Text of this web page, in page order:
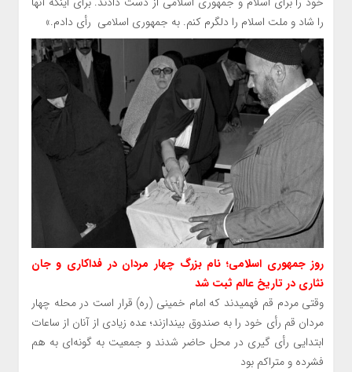
را شاد و ملت اسلام را دلگرم کنم. به جمهوری اسلامی‏ ‎ ‏رأی دادم.»
روز جمهوری اسلامی؛ نام بزرگ چهار مردان ‎در‏‎ ‏فداکاری و جان
نثاری در تاریخ عالم ثبت شد
وقتی مردم قم فهمیدند که امام خمینی (ره) قرار است در محله چهار
مردان قم رأی خود را به صندوق بیندازند؛ عده زیادی از آنان از ساعات
ابتدایی رأی گیری در محل حاضر شدند و جمعیت به گونه‌ای به هم
فشرده و متراکم بود